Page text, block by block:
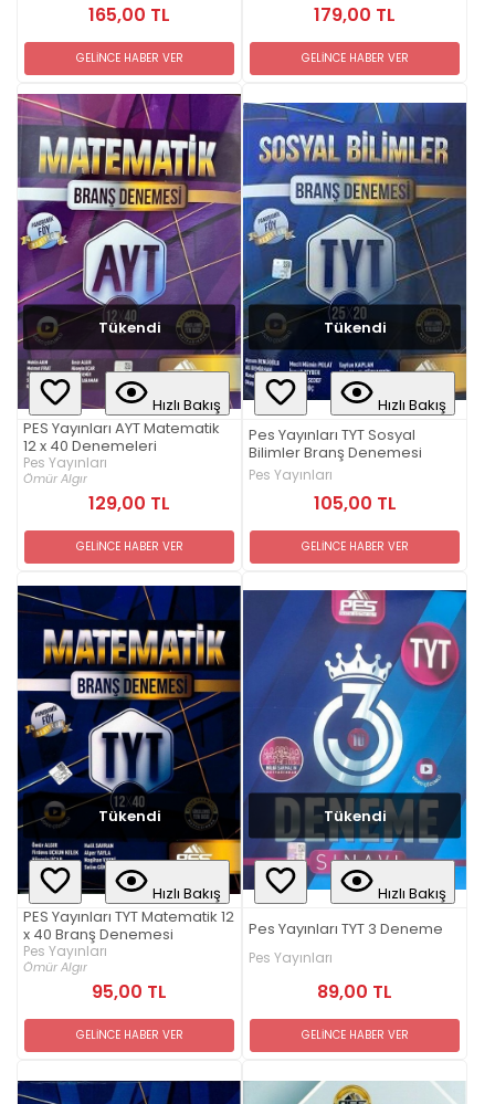
165,00 TL
GELİNCE HABER VER
179,00 TL
GELİNCE HABER VER
Tükendi
Hızlı Bakış
PES Yayınları AYT Matematik
12 x 40 Denemeleri
Pes Yayınları
Ömür Algır
129,00 TL
GELİNCE HABER VER
Tükendi
Hızlı Bakış
Pes Yayınları TYT Sosyal
Bilimler Branş Denemesi
Pes Yayınları
105,00 TL
GELİNCE HABER VER
Tükendi
Hızlı Bakış
PES Yayınları TYT Matematik 12
x 40 Branş Denemesi
Pes Yayınları
Ömür Algır
95,00 TL
GELİNCE HABER VER
Tükendi
Hızlı Bakış
Pes Yayınları TYT 3 Deneme
Pes Yayınları
89,00 TL
GELİNCE HABER VER